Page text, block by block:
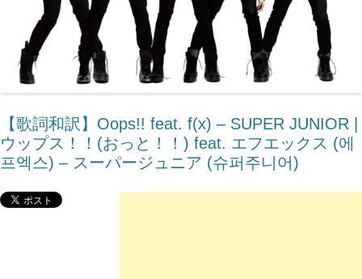
【歌詞和訳】Oops!! feat. ​f(x) – SUPER JUNIOR |
ウップス！！(おっと！！) feat. エフエックス (에
프엑스) – スーパージュニア (슈퍼주니어)